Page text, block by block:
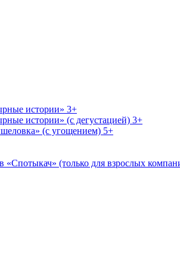
истории» 3+
истории» (с дегустацией) 3+
(с угощением) 5+
«Спотыкач» (только для взрослых